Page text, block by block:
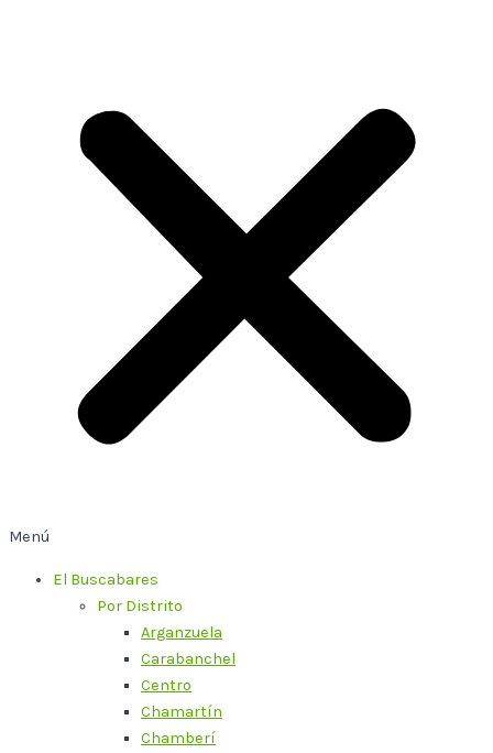
Menú
El Buscabares
Por Distrito
Arganzuela
Carabanchel
Centro
Chamartín
Chamberí